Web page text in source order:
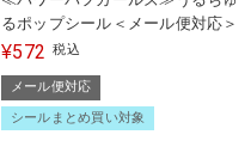
るポップシール＜メール便対応＞
¥572 税込
メール便対応
シールまとめ買い対象